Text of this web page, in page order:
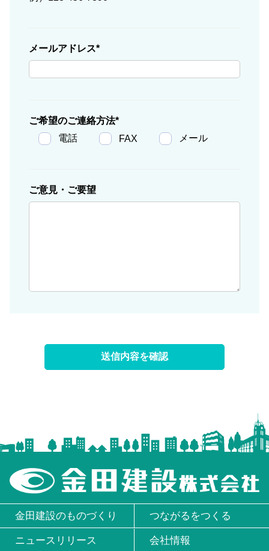
メールアドレス
ご希望のご連絡方法
電話
FAX メール
ご意見・ご要望
金田建設のものづくり つながるをつくる
ニュースリリース 会社情報